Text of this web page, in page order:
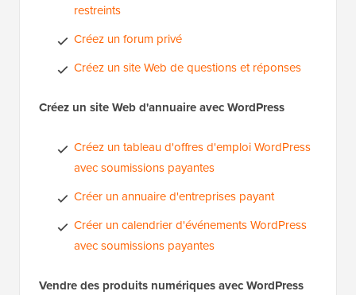
restreints
Créez un forum privé
Créez un site Web de questions et réponses
Créez un site Web d'annuaire avec WordPress
Créez un tableau d'offres d'emploi WordPress
avec soumissions payantes
Créer un annuaire d'entreprises payant
Créer un calendrier d'événements WordPress
avec soumissions payantes
Vendre des produits numériques avec WordPress